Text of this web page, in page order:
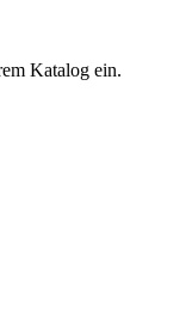
Katalog ein.